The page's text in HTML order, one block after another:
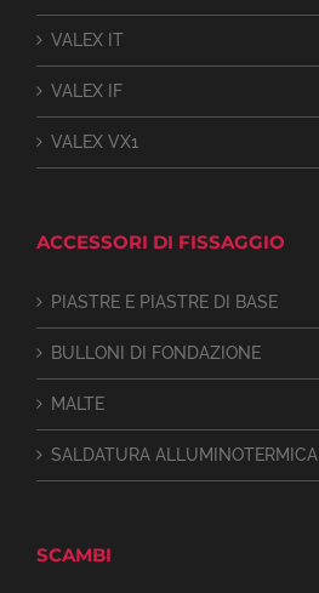
VALEX IT
VALEX IF
VALEX VX1
ACCESSORI DI FISSAGGIO
PIASTRE E PIASTRE DI BASE
BULLONI DI FONDAZIONE
MALTE
SALDATURA ALLUMINOTERMICA
SCAMBI